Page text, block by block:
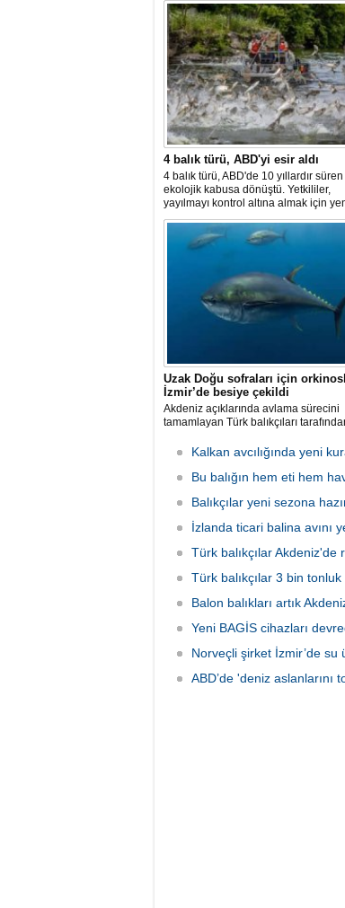
4 balık türü, ABD'yi esir aldı
4 balık türü, ABD'de 10 yıllardır
ekolojik kabusa dönüştü. Yetkililer,
yayılmayı kontrol altına almak için
projeler geliştirirken, uzmanlar
tamamen yok edilmenin imkansız
olduğunu belirtiyor.
Uzak Doğu sofraları için
İzmir’de besiye çekildi
Akdeniz açıklarında avlama sürecini
tamamlayan Türk balıkçıları
orkinoslar, Uzak Doğu ülkelerine
edilmek için özenle bakılıyor.
Kalkan avcılığında yeni
Bu balığın hem eti hem
Balıkçılar yeni sezona
İzlanda ticari balina avını
Türk balıkçılar Akdeniz'de
Türk balıkçılar 3 bin
Balon balıkları artık
Yeni BAGİS cihazları
Norveçli şirket İzmir’de su
ABD’de 'deniz aslanlarını